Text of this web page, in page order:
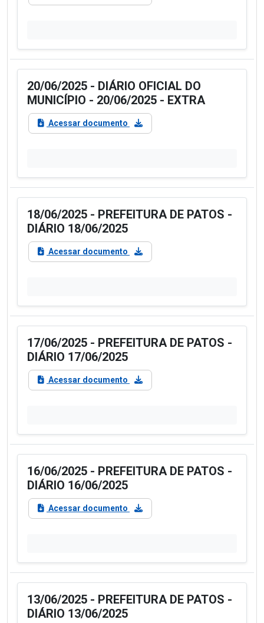
20/06/2025 - DIÁRIO OFICIAL DO
MUNICÍPIO - 20/06/2025 - EXTRA
Acessar documento
18/06/2025 - PREFEITURA DE PATOS -
DIÁRIO 18/06/2025
Acessar documento
17/06/2025 - PREFEITURA DE PATOS -
DIÁRIO 17/06/2025
Acessar documento
16/06/2025 - PREFEITURA DE PATOS -
DIÁRIO 16/06/2025
Acessar documento
13/06/2025 - PREFEITURA DE PATOS -
DIÁRIO 13/06/2025